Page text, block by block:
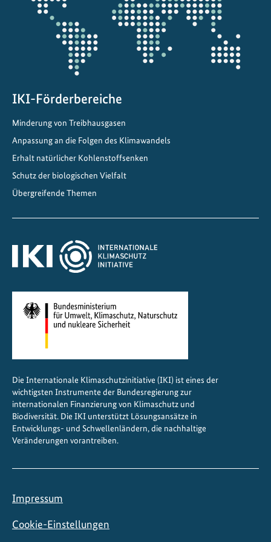
e
n
IKI-Förderbereiche
Minderung von Treibhausgasen
Anpassung an die Folgen des Klimawandels
Erhalt natürlicher Kohlenstoffsenken
Schutz der biologischen Vielfalt
Übergreifende Themen
Die Internationale Klimaschutzinitiative (IKI) ist eines der
wichtigsten Instrumente der Bundesregierung zur
internationalen Finanzierung von Klimaschutz und
Biodiversität. Die IKI unterstützt Lösungsansätze in
Entwicklungs- und Schwellenländern, die nachhaltige
Veränderungen vorantreiben.
Impressum
Cookie-Einstellungen